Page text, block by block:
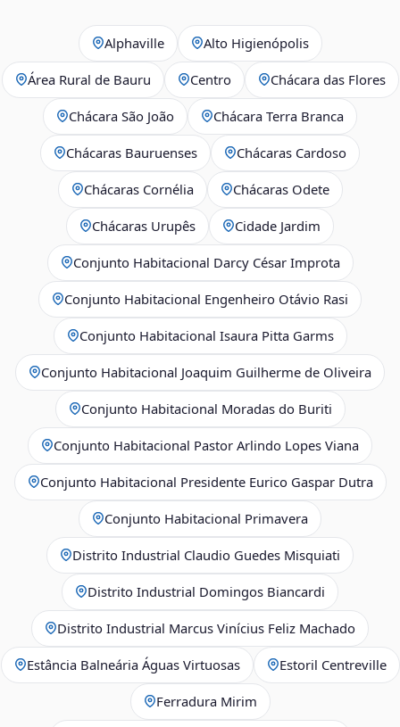
Alphaville Alto Higienópolis
Área Rural de Bauru Centro Chácara das Flores
Chácara São João Chácara Terra Branca
Chácaras Bauruenses Chácaras Cardoso
Chácaras Cornélia Chácaras Odete
Chácaras Urupês Cidade Jardim
Conjunto Habitacional Darcy César Improta
Conjunto Habitacional Engenheiro Otávio Rasi
Conjunto Habitacional Isaura Pitta Garms
Conjunto Habitacional Joaquim Guilherme de Oliveira
Conjunto Habitacional Moradas do Buriti
Conjunto Habitacional Pastor Arlindo Lopes Viana
Conjunto Habitacional Presidente Eurico Gaspar Dutra
Conjunto Habitacional Primavera
Distrito Industrial Claudio Guedes Misquiati
Distrito Industrial Domingos Biancardi
Distrito Industrial Marcus Vinícius Feliz Machado
Estância Balneária Águas Virtuosas Estoril Centreville
Ferradura Mirim